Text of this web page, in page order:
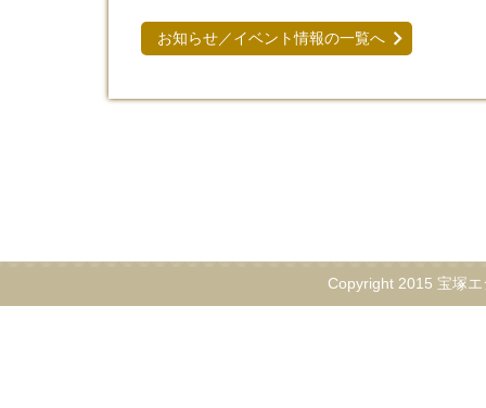
お知らせ／イベント情報の一覧へ
Copyright 2015 宝塚